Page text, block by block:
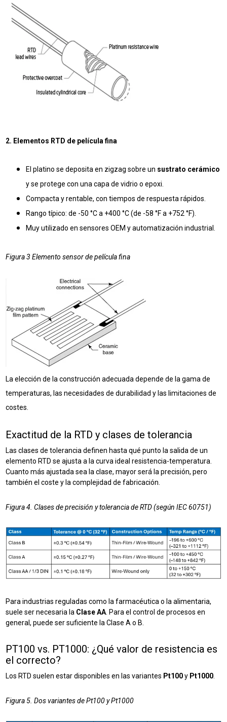
2. Elementos RTD de película fina
El platino se deposita en zigzag sobre un sustrato cerámico
y se protege con una capa de vidrio o epoxi.
Compacta y rentable, con tiempos de respuesta rápidos.
Rango típico: de -50 °C a +400 °C (de -58 °F a +752 °F).
Muy utilizado en sensores OEM y automatización industrial.
Figura 3 Elemento sensor de película fina
La elección de la construcción adecuada depende de la gama de
temperaturas, las necesidades de durabilidad y las limitaciones de
costes.
Exactitud de la RTD y clases de tolerancia
Las clases de tolerancia definen hasta qué punto la salida de un
elemento RTD se ajusta a la curva ideal resistencia-temperatura.
Cuanto más ajustada sea la clase, mayor será la precisión, pero
también el coste y la complejidad de fabricación.
Figura 4. Clases de precisión y tolerancia de RTD (según IEC 60751)
Para industrias reguladas como la farmacéutica o la alimentaria,
suele ser necesaria la Clase AA. Para el control de procesos en
general, puede ser suficiente la Clase A o B.
PT100 vs. PT1000: ¿Qué valor de resistencia es
el correcto?
Los RTD suelen estar disponibles en las variantes Pt100y Pt1000.
Figura 5. Dos variantes de Pt100 y Pt1000